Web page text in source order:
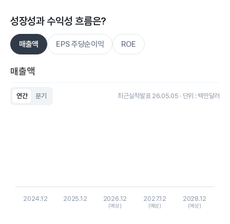
성장성과 수익성 흐름은?
매출액 EPS 주당순이익 ROE
매출액
연간 분기 최근실적발표 26.05.05 · 단위 : 백만달러
2024.12 2025.12 2026.12
(예상)
2027.12
(예상)
2028.12
(예상)